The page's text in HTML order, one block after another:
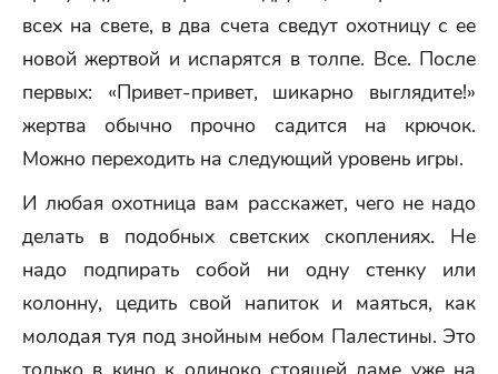
всех на свете, в два счета сведут охотницу с ее
новой жертвой и испарятся в толпе. Все. После
первых: «Привет-привет, шикарно выглядите!»
жертва обычно прочно садится на крючок.
Можно переходить на следующий уровень игры.
И любая охотница вам расскажет, чего не надо
делать в подобных светских скоплениях. Не
надо подпирать собой ни одну стенку или
колонну, цедить свой напиток и маяться, как
молодая туя под знойным небом Палестины. Это